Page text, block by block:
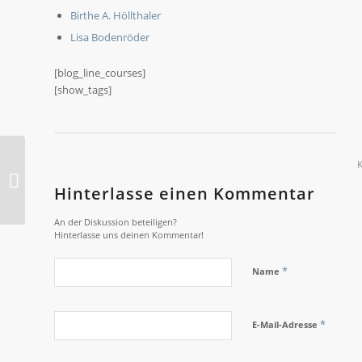
Birthe A. Höllthaler
Lisa Bodenröder
[blog_line_courses]
[show_tags]
Hinterlasse einen Kommentar
An der Diskussion beteiligen?
Hinterlasse uns deinen Kommentar!
Name *
E-Mail-Adresse *